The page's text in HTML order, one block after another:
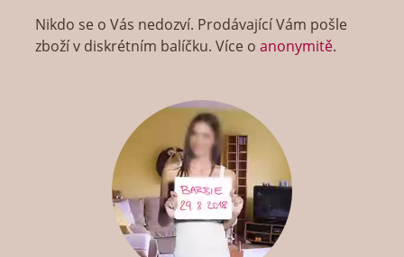
Nikdo se o Vás nedozví. Prodávající Vám pošle
zboží v diskrétním balíčku. Více oanonymitě.